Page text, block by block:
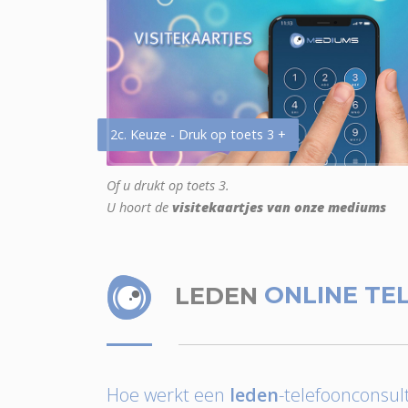
2c. Keuze - Druk op toets 3 +
Of u drukt op toets 3.
U hoort de visitekaartjes van onze mediums
LEDEN ONLINE
Hoe werkt een leden-